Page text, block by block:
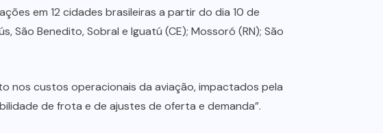
em 12 cidades brasileiras a partir do dia 10 de
São Benedito, Sobral e Iguatú (CE); Mossoró (RN); São
nos custos operacionais da aviação, impactados pela
de frota e de ajustes de oferta e demanda”.